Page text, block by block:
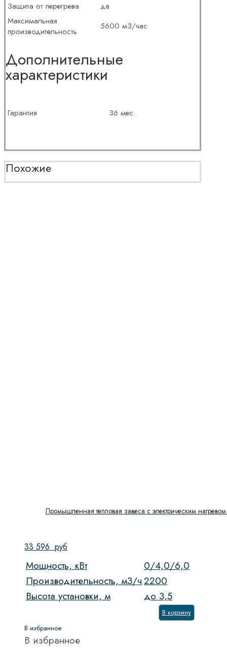
Защита от перегрева
да
Максимальная
производительность
5600 м3/час
Дополнительные
характеристики
Гарантия 36 мес.
Похожие
Промышленная тепловая завеса с электрическим
33 596 руб
Мощность, кВт
0/4,0/6,0
Производительность, м3/ч2200
Высота установки, м
до 3,5
В корзину
В избранное
В избранное